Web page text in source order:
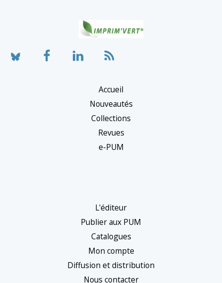
Accueil
Nouveautés
Collections
Revues
e-PUM
L'éditeur
Publier aux PUM
Catalogues
Mon compte
Diffusion et distribution
Nous contacter